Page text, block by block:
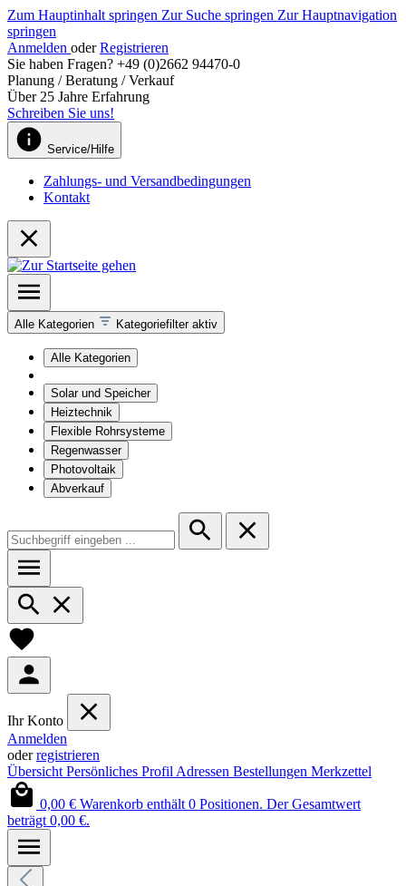
Zum Hauptinhalt springen Zur Suche springen Zur Hauptnavigation
springen
Anmelden oder Registrieren
Sie haben Fragen? +49 (0)2662 94470-0
Planung / Beratung / Verkauf
Über 25 Jahre Erfahrung
Schreiben Sie uns!
Service/Hilfe
Zahlungs- und Versandbedingungen
Kontakt
Alle Kategorien Kategoriefilter aktiv
Alle Kategorien
Solar und Speicher
Heiztechnik
Flexible Rohrsysteme
Regenwasser
Photovoltaik
Abverkauf
Ihr Konto
Anmelden
oderregistrieren
Übersicht Persönliches Profil Adressen Bestellungen Merkzettel
0,00 € Warenkorb enthält 0 Positionen. Der Gesamtwert
beträgt 0,00 €.